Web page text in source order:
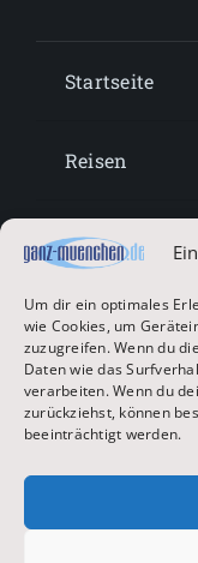
Um dir ein optimales
wie Cookies, um
zuzugreifen. Wenn du
Daten wie das
verarbeiten. Wenn du
zurückziehst, können
beeinträchtigt werden.
Startseite
Reisen
Lifestyle
Oktoberfest
Zur